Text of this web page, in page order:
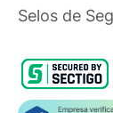
Selos de